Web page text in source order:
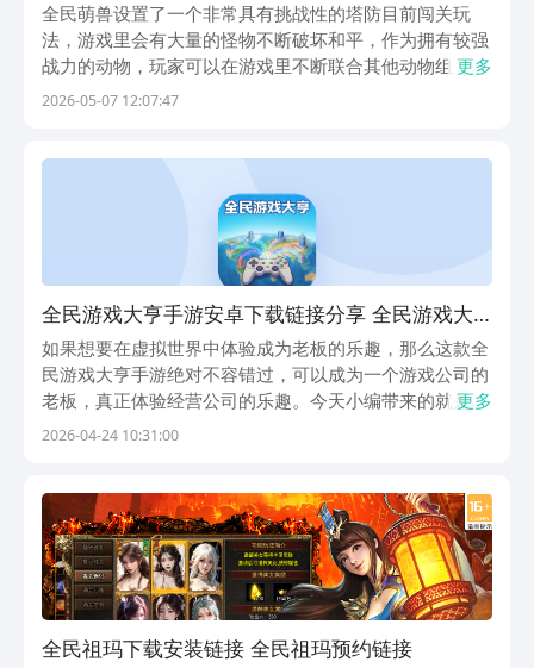
全民萌兽设置了一个非常具有挑战性的塔防目前闯关玩
法，游戏里会有大量的怪物不断破坏和平，作为拥有较强
战力的动物，玩家可以在游戏里不断联合其他动物组，成
强力的塔防阵营，全民萌兽手游下载链接会在下面分享出
更多
2026-05-07 12:07:47
全民游戏大亨手游安卓下载链接分享 全民游戏大
亨预约地址推荐
如果想要在虚拟世界中体验成为老板的乐趣，那么这款全
民游戏大亨手游绝对不容错过，可以成为一个游戏公司的
老板，真正体验经营公司的乐趣。今天小编带来的就是全
民游戏大亨手游下载链接推荐。该游戏的上手门槛非常
约/...
更多
2026-04-24 10:31:00
全民祖玛下载安装链接 全民祖玛预约链接